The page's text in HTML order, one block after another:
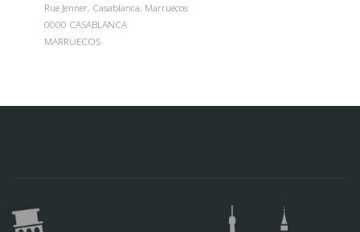
Rue Jenner, Casablanca, Marruecos
0000 CASABLANCA
MARRUECOS